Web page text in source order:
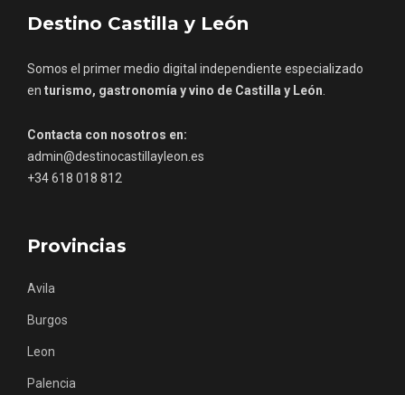
Destino Castilla y León
Somos el primer medio digital independiente especializado
en turismo, gastronomía y vino de Castilla y León
Contacta con nosotros en:
admin@destinocastillayleon.es
+34 618 018 812
Provincias
Avila
Burgos
Leon
Palencia
Concierto de Navidad en Moradillo de
Roa